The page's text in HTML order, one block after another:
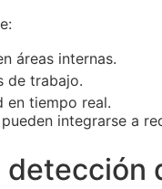
áreas internas.
de trabajo.
en tiempo real.
integrarse a
detección